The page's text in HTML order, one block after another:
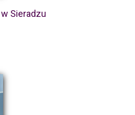
Sieradzu